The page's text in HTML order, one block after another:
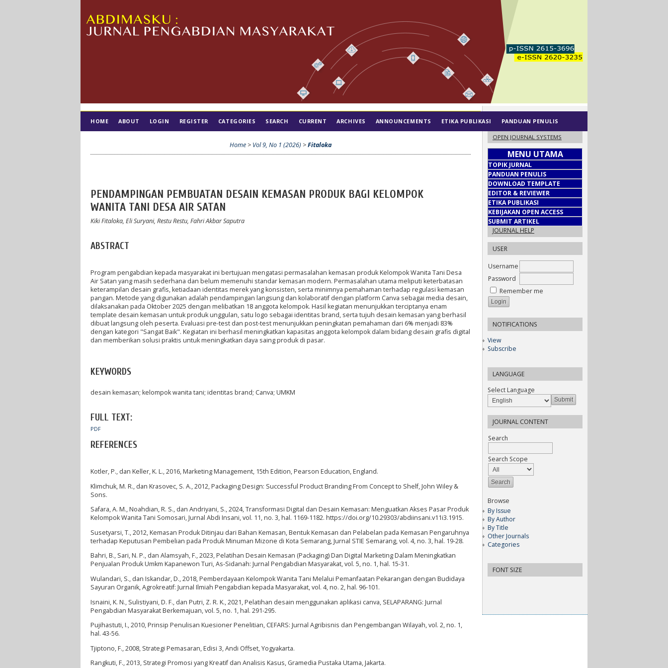
OPEN JOURNAL SYSTEMS
MENU UTAMA
TOPIK JURNAL
PANDUAN PENULIS
DOWNLOAD TEMPLATE
EDITOR & REVIEWER
ETIKA PUBLIKASI
KEBIJAKAN OPEN ACCESS
SUBMIT ARTIKEL
JOURNAL HELP
USER
Username
Password
Remember me
NOTIFICATIONS
View
Subscribe
LANGUAGE
Select Language
JOURNAL CONTENT
Search
Search Scope
Browse
By Issue
By Author
By Title
Other Journals
Categories
FONT SIZE
HOME ABOUT LOGIN REGISTER CATEGORIES SEARCH CURRENT ARCHIVES ANNOUNCEMENTS ETIKA PUBLIKASI PANDUAN PENULIS
Home > Vol 9, No 1 (2026) >Fitaloka
PENDAMPINGAN PEMBUATAN DESAIN KEMASAN PRODUK BAGI KELOMPOK
WANITA TANI DESA AIR SATAN
Kiki Fitaloka, Eli Suryani, Restu Restu, Fahri Akbar Saputra
ABSTRACT
Program pengabdian kepada masyarakat ini bertujuan mengatasi permasalahan kemasan produk Kelompok Wanita Tani Desa
Air Satan yang masih sederhana dan belum memenuhi standar kemasan modern. Permasalahan utama meliputi keterbatasan
keterampilan desain grafis, ketiadaan identitas merek yang konsisten, serta minimnya pemahaman terhadap regulasi kemasan
pangan. Metode yang digunakan adalah pendampingan langsung dan kolaboratif dengan platform Canva sebagai media desain,
dilaksanakan pada Oktober 2025 dengan melibatkan 18 anggota kelompok. Hasil kegiatan menunjukkan terciptanya enam
template desain kemasan untuk produk unggulan, satu logo sebagai identitas brand, serta tujuh desain kemasan yang berhasil
dibuat langsung oleh peserta. Evaluasi pre-test dan post-test menunjukkan peningkatan pemahaman dari 6% menjadi 83%
dengan kategori "Sangat Baik". Kegiatan ini berhasil meningkatkan kapasitas anggota kelompok dalam bidang desain grafis digital
dan memberikan solusi praktis untuk meningkatkan daya saing produk di pasar.
KEYWORDS
desain kemasan; kelompok wanita tani; identitas brand; Canva; UMKM
FULL TEXT:
PDF
REFERENCES
Kotler, P., dan Keller, K. L., 2016, Marketing Management, 15th Edition, Pearson Education, England.
Klimchuk, M. R., dan Krasovec, S. A., 2012, Packaging Design: Successful Product Branding From Concept to Shelf, John Wiley &
Sons.
Safara, A. M., Noahdian, R. S., dan Andriyani, S., 2024, Transformasi Digital dan Desain Kemasan: Menguatkan Akses Pasar Produk
Kelompok Wanita Tani Somosari, Jurnal Abdi Insani, vol. 11, no. 3, hal. 1169-1182. https://doi.org/10.29303/abdiinsani.v11i3.1915.
Susetyarsi, T., 2012, Kemasan Produk Ditinjau dari Bahan Kemasan, Bentuk Kemasan dan Pelabelan pada Kemasan Pengaruhnya
terhadap Keputusan Pembelian pada Produk Minuman Mizone di Kota Semarang, Jurnal STIE Semarang, vol. 4, no. 3, hal. 19-28.
Bahri, B., Sari, N. P., dan Alamsyah, F., 2023, Pelatihan Desain Kemasan (Packaging) Dan Digital Marketing Dalam Meningkatkan
Penjualan Produk Umkm Kapanewon Turi, As-Sidanah: Jurnal Pengabdian Masyarakat, vol. 5, no. 1, hal. 15-31.
Wulandari, S., dan Iskandar, D., 2018, Pemberdayaan Kelompok Wanita Tani Melalui Pemanfaatan Pekarangan dengan Budidaya
Sayuran Organik, Agrokreatif: Jurnal Ilmiah Pengabdian kepada Masyarakat, vol. 4, no. 2, hal. 96-101.
Isnaini, K. N., Sulistiyani, D. F., dan Putri, Z. R. K., 2021, Pelatihan desain menggunakan aplikasi canva, SELAPARANG: Jurnal
Pengabdian Masyarakat Berkemajuan, vol. 5, no. 1, hal. 291-295.
Pujihastuti, I., 2010, Prinsip Penulisan Kuesioner Penelitian, CEFARS: Jurnal Agribisnis dan Pengembangan Wilayah, vol. 2, no. 1,
hal. 43-56.
Tjiptono, F., 2008, Strategi Pemasaran, Edisi 3, Andi Offset, Yogyakarta.
Rangkuti, F., 2013, Strategi Promosi yang Kreatif dan Analisis Kasus, Gramedia Pustaka Utama, Jakarta.